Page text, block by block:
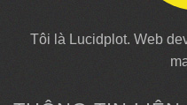
Tôi là Lucidplot. Web